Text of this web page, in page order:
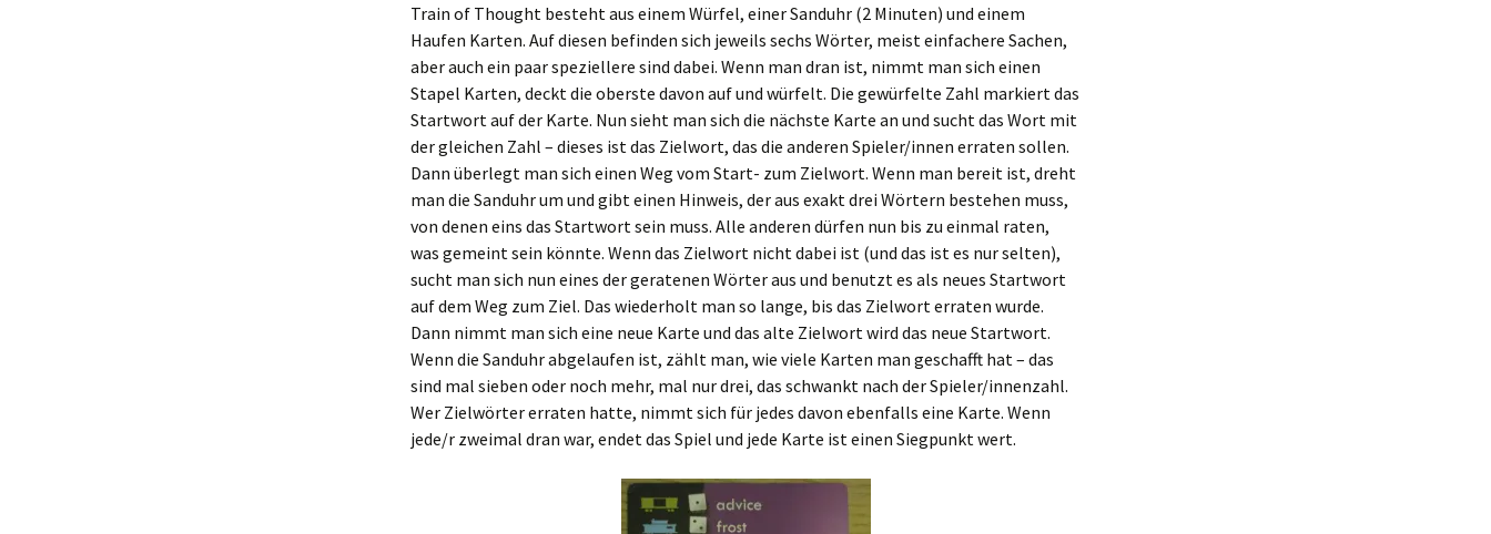
Train of Thought besteht aus einem Würfel, einer Sanduhr (2 Minuten) und einem
Haufen Karten. Auf diesen befinden sich jeweils sechs Wörter, meist einfachere Sachen,
aber auch ein paar speziellere sind dabei. Wenn man dran ist, nimmt man sich einen
Stapel Karten, deckt die oberste davon auf und würfelt. Die gewürfelte Zahl markiert das
Startwort auf der Karte. Nun sieht man sich die nächste Karte an und sucht das Wort mit
der gleichen Zahl – dieses ist das Zielwort, das die anderen Spieler/innen erraten sollen.
Dann überlegt man sich einen Weg vom Start- zum Zielwort. Wenn man bereit ist, dreht
man die Sanduhr um und gibt einen Hinweis, der aus exakt drei Wörtern bestehen muss,
von denen eins das Startwort sein muss. Alle anderen dürfen nun bis zu einmal raten,
was gemeint sein könnte. Wenn das Zielwort nicht dabei ist (und das ist es nur selten),
sucht man sich nun eines der geratenen Wörter aus und benutzt es als neues Startwort
auf dem Weg zum Ziel. Das wiederholt man so lange, bis das Zielwort erraten wurde.
Dann nimmt man sich eine neue Karte und das alte Zielwort wird das neue Startwort.
Wenn die Sanduhr abgelaufen ist, zählt man, wie viele Karten man geschafft hat – das
sind mal sieben oder noch mehr, mal nur drei, das schwankt nach der Spieler/innenzahl.
Wer Zielwörter erraten hatte, nimmt sich für jedes davon ebenfalls eine Karte. Wenn
jede/r zweimal dran war, endet das Spiel und jede Karte ist einen Siegpunkt wert.